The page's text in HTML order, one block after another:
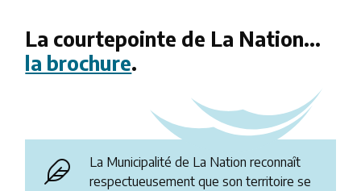
La courtepointe de La Nation…
la brochure.
La Municipalité de La Nation reconnaît
respectueusement que son territoire se